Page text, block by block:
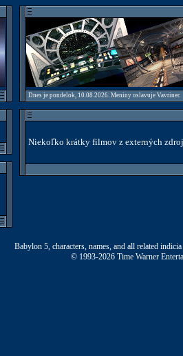
Dnes je pondelok, 10.08.2026. Meniny oslavuje Vavrinec
Niekoľko krátky filmov z externých
Babylon 5, characters, names, and all related
© 1993-2026 Time Warner